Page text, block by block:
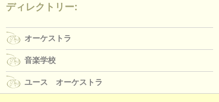
ディレクトリー:
musicalchairs:
ディレクトリー:
オーケストラ
音楽学校
ユース オーケストラ